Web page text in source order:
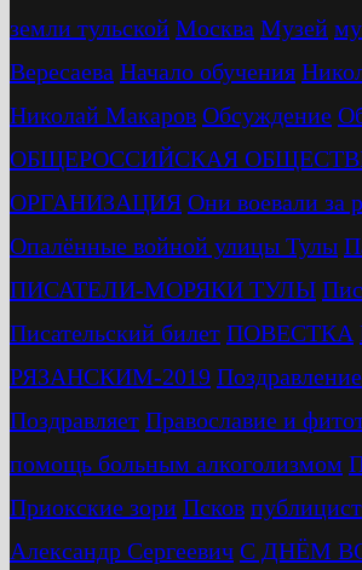
земли тульской Москва Музей
Вересаева Начало обучения
Николай Макаров Обсуждение
ОБЩЕРОССИЙСКАЯ
ОРГАНИЗАЦИЯ Они воевали за
Опалённые войной улицы Тулы
ПИСАТЕЛИ-МОРЯКИ ТУЛЫ
Писательский билет ПОВЕСТКА
РЯЗАНСКИМ-2019 Поздравление
Поздравляет Православие и
помощь больным алкоголизмом
Приокские зори Псков публицист
Александр Сергеевич С ДНЁМ